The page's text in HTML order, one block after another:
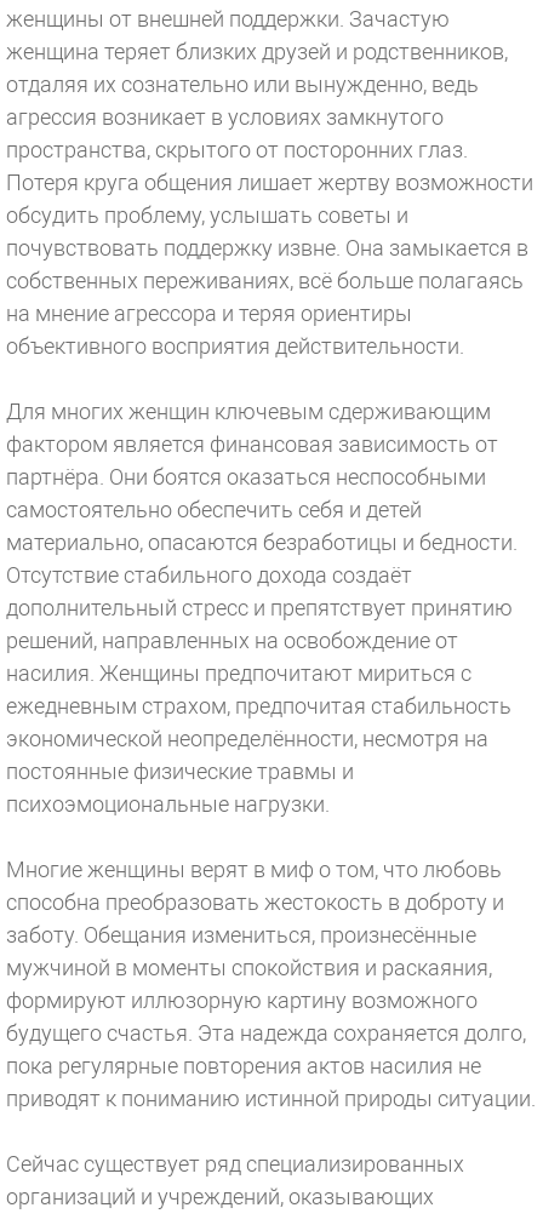
женщины от внешней поддержки. Зачастую
женщина теряет близких друзей и родственников,
отдаляя их сознательно или вынужденно, ведь
агрессия возникает в условиях замкнутого
пространства, скрытого от посторонних глаз.
Потеря круга общения лишает жертву возможности
обсудить проблему, услышать советы и
почувствовать поддержку извне. Она замыкается в
собственных переживаниях, всё больше полагаясь
на мнение агрессора и теряя ориентиры
объективного восприятия действительности.
Для многих женщин ключевым сдерживающим
фактором является финансовая зависимость от
партнёра. Они боятся оказаться неспособными
самостоятельно обеспечить себя и детей
материально, опасаются безработицы и бедности.
Отсутствие стабильного дохода создаёт
дополнительный стресс и препятствует принятию
решений, направленных на освобождение от
насилия. Женщины предпочитают мириться с
ежедневным страхом, предпочитая стабильность
экономической неопределённости, несмотря на
постоянные физические травмы и
психоэмоциональные нагрузки.
Многие женщины верят в миф о том, что любовь
способна преобразовать жестокость в доброту и
заботу. Обещания измениться, произнесённые
мужчиной в моменты спокойствия и раскаяния,
формируют иллюзорную картину возможного
будущего счастья. Эта надежда сохраняется долго,
пока регулярные повторения актов насилия не
приводят к пониманию истинной природы ситуации.
Сейчас существует ряд специализированных
организаций и учреждений, оказывающих